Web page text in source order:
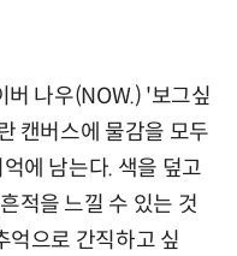
버 나우(NOW.) '보그싶
캔버스에 물감을 모두
에 남는다. 색을 덮고
적을 느낄 수 있는 것
억으로 간직하고 싶